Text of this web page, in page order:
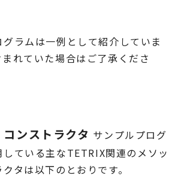
ラムは一例として紹介していま
れていた場合はご了承くださ
ンストラクタ サンプルプログ
している主なTETRIX関連のメソッ
タは以下のとおりです。